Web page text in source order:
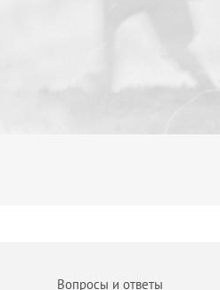
Вопросы и ответы